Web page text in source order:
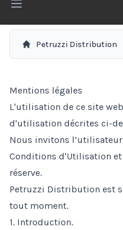
Open main menu
Petruzzi Distribution
Mentions légales
L'utilisation de ce site
d'utilisation décrites ci-
Nous invitons
Conditions d'Utilisation et
réserve.
Petruzzi Distribution est
tout moment.
1. Introduction.